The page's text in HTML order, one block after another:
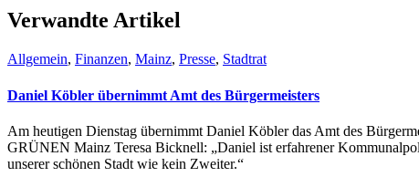
Verwandte Artikel
Allgemein, Finanzen, Mainz, Presse, Stadtrat
Daniel Köbler übernimmt Amt des Bürgermeisters
Am heutigen Dienstag übernimmt Daniel Köbler das Amt des
GRÜNEN Mainz Teresa Bicknell: „Daniel ist erfahrener
unserer schönen Stadt wie kein Zweiter.“